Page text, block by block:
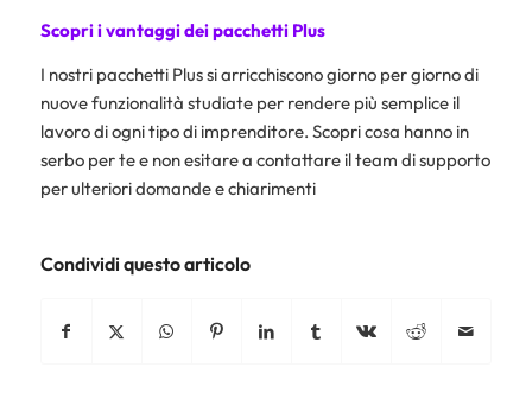
Scopri i vantaggi dei pacchetti Plus
I nostri pacchetti Plus si arricchiscono giorno per giorno di
nuove funzionalità studiate per rendere più semplice il
lavoro di ogni tipo di imprenditore. Scopri cosa hanno in
serbo per te e non esitare a contattare il team di supporto
per ulteriori domande e chiarimenti
Condividi questo articolo